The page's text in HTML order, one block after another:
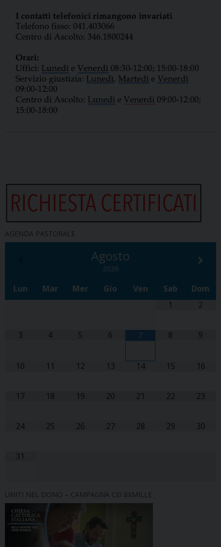
AGENDA PASTORALE
Agosto
2026
Lun Mar Mer Gio Ven Sab
Dom
1
2
3 4 5 6 7 8 9
10 11 12 13 14 15 16
17 18 19 20 21 22 23
24 25 26 27 28 29 30
31
UNITI NEL DONO – CAMPAGNA CEI 8XMILLE